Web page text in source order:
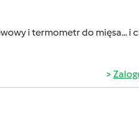
i termometr do mięsa... i